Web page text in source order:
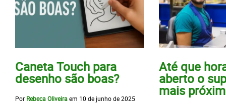
Caneta Touch para
desenho são boas?
Por Rebeca Oliveiraem 10 de junho de 2025
Até que
aberto o
mais